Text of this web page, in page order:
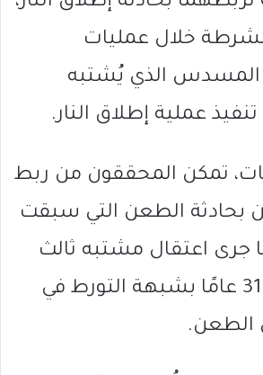
خلال عمليات
الذي يُشتبه
عملية إطلاق النار.
تمكن المحققون من ربط
بحادثة الطعن التي سبقت
جرى اعتقال مشتبه ثالث
يبلغ من العمر 31 عامًا بشبهة التورط في
الطعن.